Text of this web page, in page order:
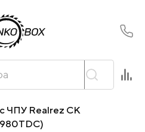
и лизинг
ЧПУ Realrez CK